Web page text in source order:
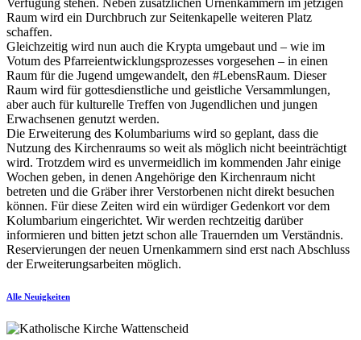
Raum wird ein Durchbruch zur Seitenkapelle weiteren Platz
schaffen.
Gleichzeitig wird nun auch die Krypta umgebaut und – wie im
Votum des ‎Pfarreientwicklungsprozesses vorgesehen – in einen
Raum für die Jugend umgewandelt, den ‎‎#LebensRaum. Dieser
Raum wird für gottesdienstliche und geistliche Versammlungen,
aber auch für ‎kulturelle Treffen von Jugendlichen und jungen
Erwachsenen genutzt werden.‎
Die Erweiterung des Kolumbariums wird so geplant, dass die
Nutzung des Kirchenraums so weit als ‎möglich nicht beeinträchtigt
wird. Trotzdem wird es unvermeidlich im kommenden Jahr einige
‎Wochen geben, in denen Angehörige den Kirchenraum nicht
betreten und die Gräber ihrer ‎Verstorbenen nicht direkt besuchen
können. Für diese Zeiten wird ein würdiger Gedenkort vor ‎dem
Kolumbarium eingerichtet. Wir werden rechtzeitig darüber
informieren und bitten jetzt schon ‎alle Trauernden um Verständnis.
‎Reservierungen der neuen Urnenkammern sind erst nach Abschluss
der Erweiterungsarbeiten möglich.
Alle Neuigkeiten